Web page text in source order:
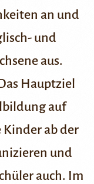
an und
und
aus.
Hauptziel
auf
Kinder ab der
und
auch. Im